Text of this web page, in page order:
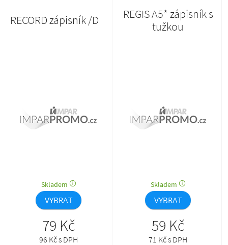
RECORD zápisník /D
Skladem
VYBRAT
79 Kč
96 Kč s DPH
REGIS A5* zápisník s
tužkou
Skladem
VYBRAT
59 Kč
71 Kč s DPH